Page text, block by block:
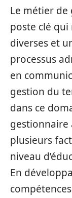
Le métier
poste clé qui
diverses et
processus
en
gestion du
dans ce
plusieurs
niveau
En